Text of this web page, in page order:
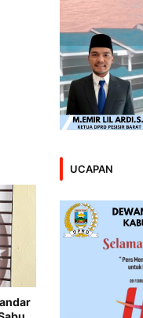
UCAPAN